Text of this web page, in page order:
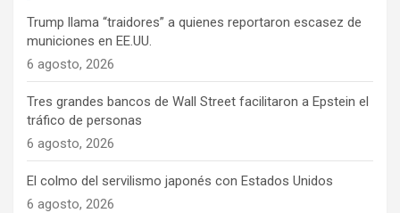
Trump llama “traidores” a quienes reportaron escasez de
municiones en EE.UU.
6 agosto, 2026
Tres grandes bancos de Wall Street facilitaron a Epstein el
tráfico de personas
6 agosto, 2026
El colmo del servilismo japonés con Estados Unidos
6 agosto, 2026